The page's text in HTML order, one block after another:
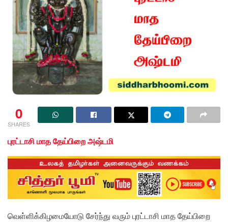
0
SHARES
புரட்டாசி மாத தேய்பிறை அஷ்டமி
வெள்ளிக்கிழமையோடு சேர்ந்து வரும் புரட்டாசி மாத தேய்பிறை